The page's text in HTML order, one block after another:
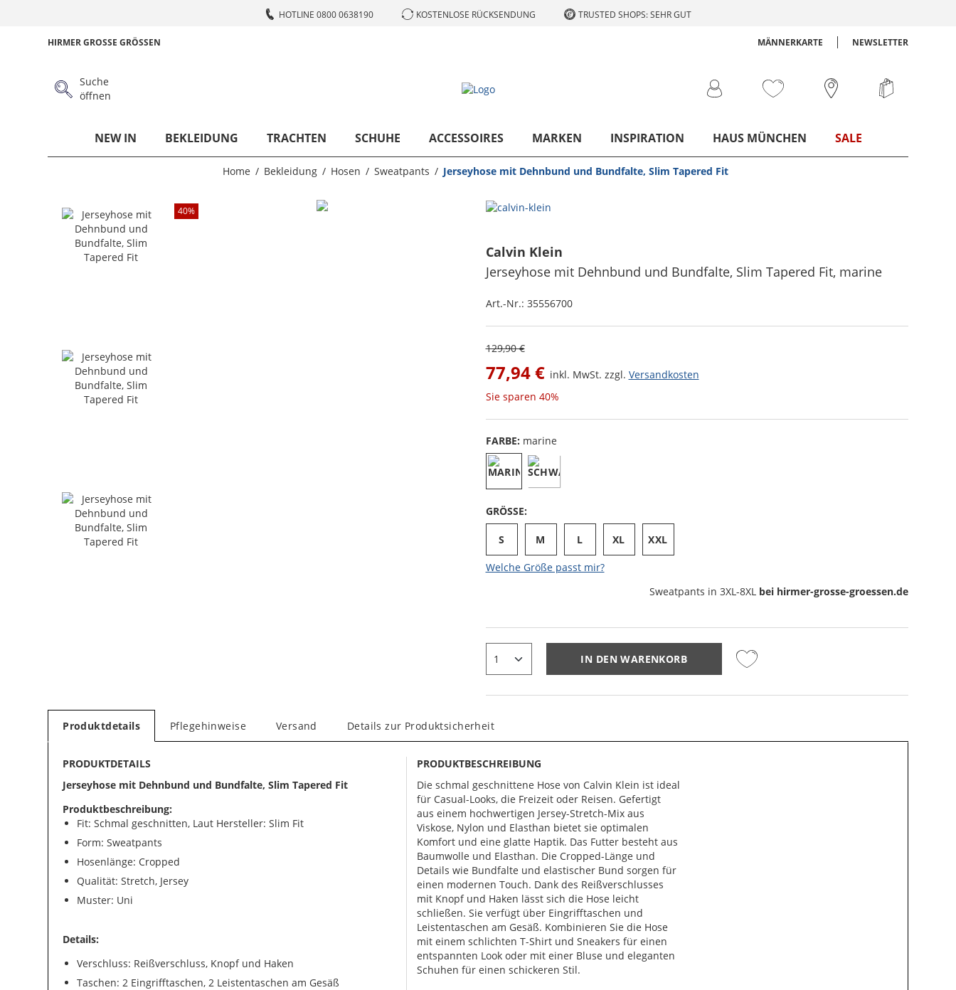
HOTLINE 0800 0638190 KOSTENLOSE RÜCKSENDUNG TRUSTED SHOPS: SEHR GUT
HIRMER GROSSE GRÖSSEN MÄNNERKARTE NEWSLETTER
Suche
öffnen
NEW IN BEKLEIDUNG TRACHTEN SCHUHE ACCESSOIRES MARKEN INSPIRATION HAUS MÜNCHEN SALE
Home Bekleidung Hosen Sweatpants Jerseyhose mit Dehnbund und Bundfalte, Slim Tapered Fit
40%
Calvin Klein
Jerseyhose mit Dehnbund und Bundfalte, Slim Tapered Fit, marine
Art.-Nr.: 35556700
129,90 €
77,94 € inkl. MwSt. zzgl. Versandkosten
Sie sparen 40%
FARBE: marine
GRÖSSE:
S M L XL XXL
Welche Größe passt mir?
Sweatpants in 3XL-8XL bei hirmer-grosse-groessen.de
IN DEN WARENKORB
Produktdetails Pflegehinweise Versand Details zur Produktsicherheit
PRODUKTDETAILS
Jerseyhose mit Dehnbund und Bundfalte, Slim Tapered Fit
Produktbeschreibung:
Fit: Schmal geschnitten, Laut Hersteller: Slim Fit
Form: Sweatpants
Hosenlänge: Cropped
Qualität: Stretch, Jersey
Muster: Uni
Details:
Verschluss: Reißverschluss, Knopf und Haken
Taschen: 2 Eingrifftaschen, 2 Leistentaschen am Gesäß
PRODUKTBESCHREIBUNG
Die schmal geschnittene Hose von Calvin Klein ist ideal
für Casual-Looks, die Freizeit oder Reisen. Gefertigt
aus einem hochwertigen Jersey-Stretch-Mix aus
Viskose, Nylon und Elasthan bietet sie optimalen
Komfort und eine glatte Haptik. Das Futter besteht aus
Baumwolle und Elasthan. Die Cropped-Länge und
Details wie Bundfalte und elastischer Bund sorgen für
einen modernen Touch. Dank des Reißverschlusses
mit Knopf und Haken lässt sich die Hose leicht
schließen. Sie verfügt über Eingrifftaschen und
Leistentaschen am Gesäß. Kombinieren Sie die Hose
mit einem schlichten T-Shirt und Sneakers für einen
entspannten Look oder mit einer Bluse und eleganten
Schuhen für einen schickeren Stil.